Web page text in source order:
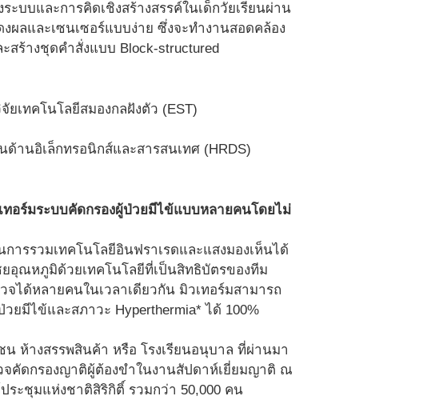
บบและการคิดเชิงสร้างสรรค์ในเด็กวัยเรียนผ่าน
ผลและเซนเซอร์แบบง่าย ซึ่งจะทำงานสอดคล้อง
ร้างชุดคำสั่งแบบ Block-structured
เทคโนโลยีสมองกลฝังตัว (EST)
นอิเล็กทรอนิกส์และสารสนเทศ (HRDS)
ทอร์มระบบคัดกรองผู้ป่วยมีไข้แบบหลายคนโดยไม่
รรวมเทคโนโลยีอินฟราเรดและแสงมองเห็นได้
อุณหภูมิด้วยเทคโนโลยีที่เป็นสิทธิบัตรของทีม
ได้หลายคนในเวลาเดียวกัน มิวเทอร์มสามารถ
ยมีไข้และสภาวะ Hyperthermia* ได้ 100%
ห้างสรรพสินค้า หรือ โรงเรียนอนุบาล ที่ผ่านมา
จคัดกรองญาติผู้ต้องขำในงานสัปดาห์เยี่ยมญาติ ณ
ระชุมแห่งชาติสิริกิติ์ รวมกว่า 50,000 คน